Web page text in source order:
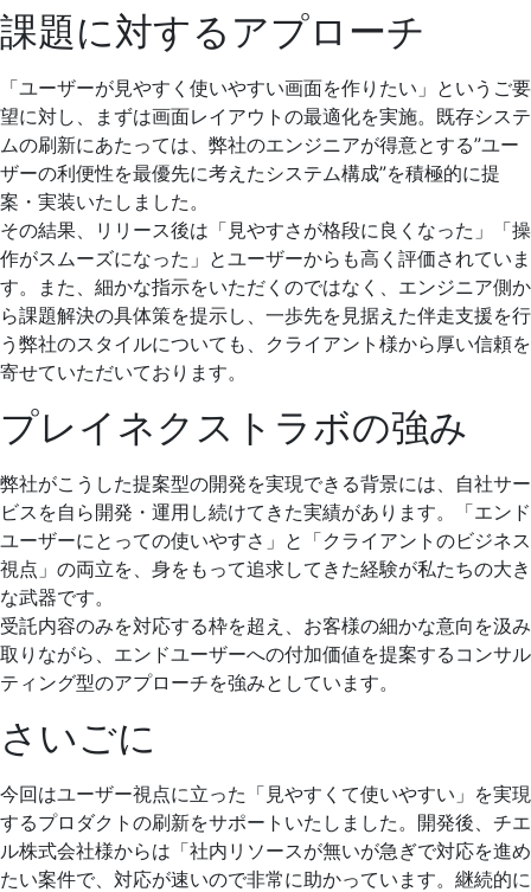
課題に対するアプローチ
「ユーザーが見やすく使いやすい画面を作りたい」というご要
望に対し、まずは画面レイアウトの最適化を実施。既存システ
ムの刷新にあたっては、弊社のエンジニアが得意とする”ユー
ザーの利便性を最優先に考えたシステム構成”を積極的に提
案・実装いたしました。
その結果、リリース後は「見やすさが格段に良くなった」「操
作がスムーズになった」とユーザーからも高く評価されていま
す。また、細かな指示をいただくのではなく、エンジニア側か
ら課題解決の具体策を提示し、一歩先を見据えた伴走支援を行
う弊社のスタイルについても、クライアント様から厚い信頼を
寄せていただいております。
プレイネクストラボの強み
弊社がこうした提案型の開発を実現できる背景には、自社サー
ビスを自ら開発・運用し続けてきた実績があります。「エンド
ユーザーにとっての使いやすさ」と「クライアントのビジネス
視点」の両立を、身をもって追求してきた経験が私たちの大き
な武器です。
受託内容のみを対応する枠を超え、お客様の細かな意向を汲み
取りながら、エンドユーザーへの付加価値を提案するコンサル
ティング型のアプローチを強みとしています。
さいごに
今回はユーザー視点に立った「見やすくて使いやすい」を実現
するプロダクトの刷新をサポートいたしました。開発後、チエ
ル株式会社様からは「社内リソースが無いが急ぎで対応を進め
たい案件で、対応が速いので非常に助かっています。継続的に